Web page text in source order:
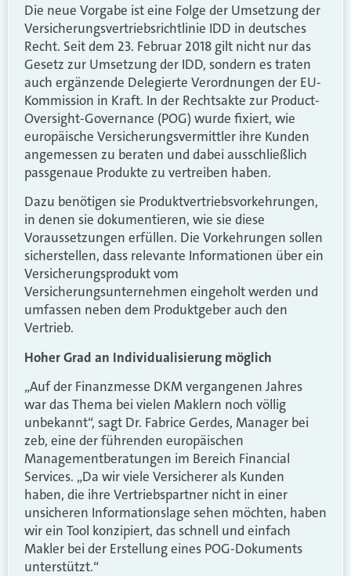
Die neue Vorgabe ist eine Folge der Umsetzung der
Versicherungsvertriebsrichtlinie IDD in deutsches
Recht. Seit dem 23. Februar 2018 gilt nicht nur das
Gesetz zur Umsetzung der IDD, sondern es traten
auch ergänzende Delegierte Verordnungen der EU-
Kommission in Kraft. In der Rechtsakte zur Product-
Oversight-Governance (POG) wurde fixiert, wie
europäische Versicherungsvermittler ihre Kunden
angemessen zu beraten und dabei ausschließlich
passgenaue Produkte zu vertreiben haben.
Dazu benötigen sie Produktvertriebsvorkehrungen,
in denen sie dokumentieren, wie sie diese
Voraussetzungen erfüllen. Die Vorkehrungen sollen
sicherstellen, dass relevante Informationen über ein
Versicherungsprodukt vom
Versicherungsunternehmen eingeholt werden und
umfassen neben dem Produktgeber auch den
Vertrieb.
Hoher Grad an Individualisierung möglich
„Auf der Finanzmesse DKM vergangenen Jahres
war das Thema bei vielen Maklern noch völlig
unbekannt“, sagt Dr. Fabrice Gerdes, Manager bei
zeb, eine der führenden europäischen
Managementberatungen im Bereich Financial
Services. „Da wir viele Versicherer als Kunden
haben, die ihre Vertriebspartner nicht in einer
unsicheren Informationslage sehen möchten, haben
wir ein Tool konzipiert, das schnell und einfach
Makler bei der Erstellung eines POG-Dokuments
unterstützt.“